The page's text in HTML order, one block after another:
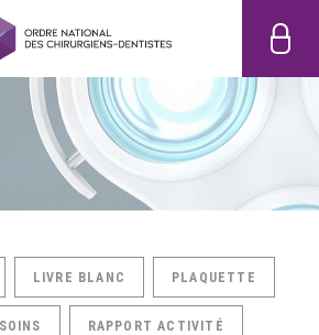
LIVRE BLANC PLAQUETTE
RAPPORT ACTIVITÉ